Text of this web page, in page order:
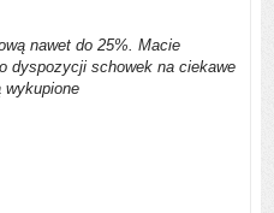
nawet do 25%. Macie
dyspozycji schowek na ciekawe
wykupione